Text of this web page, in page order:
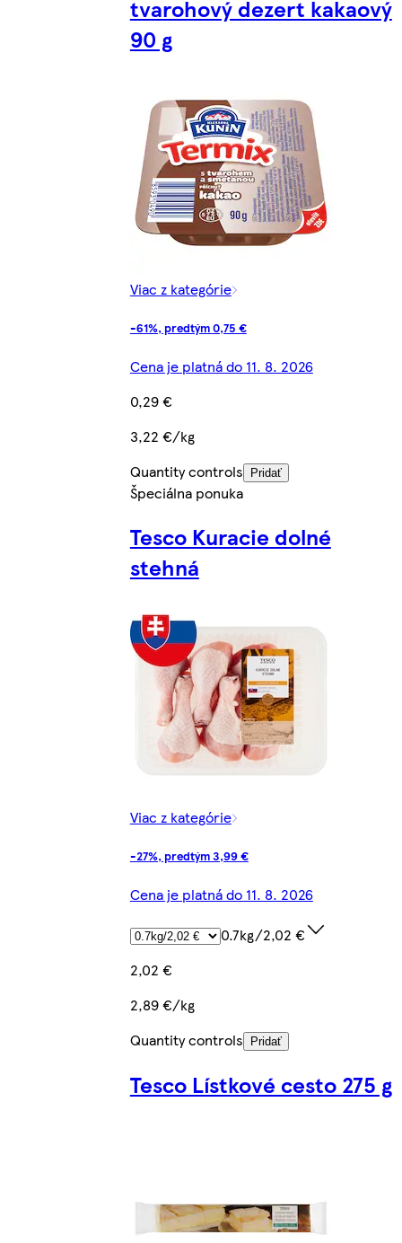
tvarohový dezert kakaový
90 g
Viac z kategórie
-61%, predtým 0,75 €
Cena je platná do 11. 8. 2026
0,29 €
3,22 €/kg
Quantity controls
Pridať
Špeciálna ponuka
Tesco Kuracie dolné
stehná
Viac z kategórie
-27%, predtým 3,99 €
Cena je platná do 11. 8. 2026
0.7kg/2,02 €
2,02 €
2,89 €/kg
Quantity controls
Pridať
Tesco Lístkové cesto 275 g